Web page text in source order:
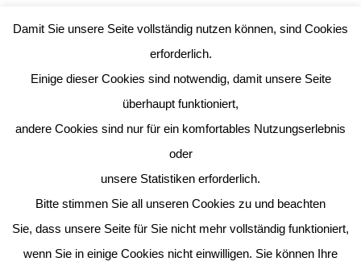
helfen. Dann macht das Lernen richtig Spaß und wir
wachsen als Klassengemeinschaft noch mehr
zusammen.
Eure Erdmännchen
Damit Sie unsere Seite vollständig nutzen können, sind Cookies
erforderlich.
Einige dieser Cookies sind notwendig, damit unsere Seite
überhaupt funktioniert,
andere Cookies sind nur für ein komfortables Nutzungserlebnis
oder
unsere Statistiken erforderlich.
Bitte stimmen Sie all unseren Cookies zu und beachten
Sie, dass unsere Seite für Sie nicht mehr vollständig funktioniert,
wenn Sie in einige Cookies nicht einwilligen. Sie können Ihre